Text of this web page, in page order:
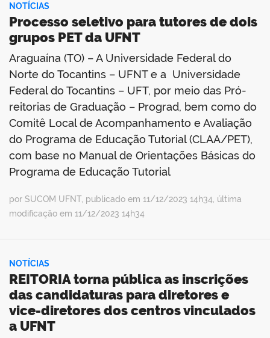
NOTÍCIAS
Processo seletivo para tutores de dois
grupos PET da UFNT
Araguaína (TO) – A Universidade Federal do
Norte do Tocantins – UFNT e a Universidade
Federal do Tocantins – UFT, por meio das Pró-
reitorias de Graduação – Prograd, bem como do
Comitê Local de Acompanhamento e Avaliação
do Programa de Educação Tutorial (CLAA/PET),
com base no Manual de Orientações Básicas do
Programa de Educação Tutorial
por SUCOM UFNT, publicado em 11/12/2023 14h34, última
modificação em 11/12/2023 14h34
NOTÍCIAS
REITORIA torna pública as inscrições
das candidaturas para diretores e
vice-diretores dos centros vinculados
a UFNT